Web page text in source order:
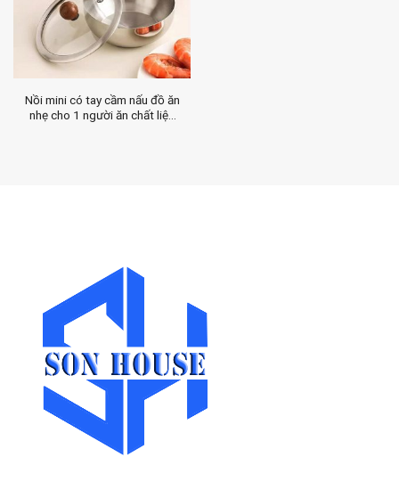
Nồi mini có tay cầm nấu đồ ăn
nhẹ cho 1 người ăn chất liệu